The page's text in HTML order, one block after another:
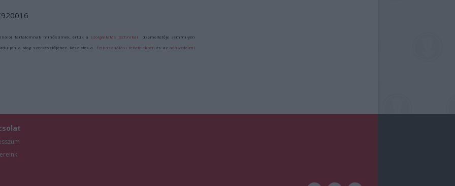
tartalomnak minősülnek, értük a szolgáltatás technikai üzemeltetője semmilyen
a blog szerkesztőjéhez. Részletek a Felhasználási feltételekben és azadatvédelmi